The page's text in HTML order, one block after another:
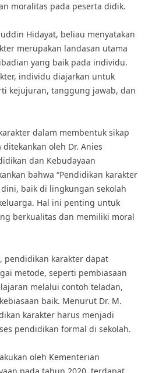
moralitas pada peserta didik.
Hidayat, beliau menyatakan
merupakan landasan utama
yang baik pada individu.
individu diajarkan untuk
kejujuran, tanggung jawab, dan
dalam membentuk sikap
oleh Dr. Anies
dan Kebudayaan
bahwa “Pendidikan karakter
baik di lingkungan sekolah
Hal ini penting untuk
berkualitas dan memiliki moral
pendidikan karakter dapat
metode, seperti pembiasaan
melalui contoh teladan,
baik. Menurut Dr. M.
karakter harus menjadi
pendidikan formal di sekolah.
oleh Kementerian